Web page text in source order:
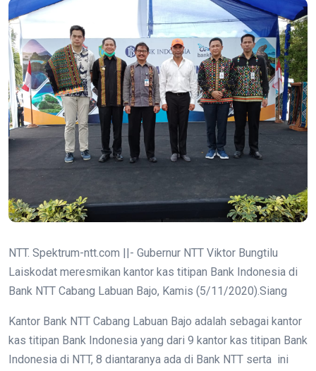
NTT. Spektrum-ntt.com ||- Gubernur NTT Viktor Bungtilu
Laiskodat meresmikan kantor kas titipan Bank Indonesia di
Bank NTT Cabang Labuan Bajo, Kamis (5/11/2020).Siang
Kantor Bank NTT Cabang Labuan Bajo adalah sebagai kantor
kas titipan Bank Indonesia yang dari 9 kantor kas titipan Bank
Indonesia di NTT, 8 diantaranya ada di Bank NTT serta ini